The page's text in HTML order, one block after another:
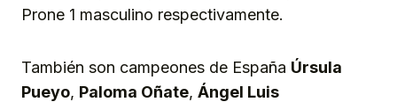
Prone 1 masculino respectivamente.
También son campeones de España Úrsula
Pueyo, Paloma Oñate, Ángel Luis